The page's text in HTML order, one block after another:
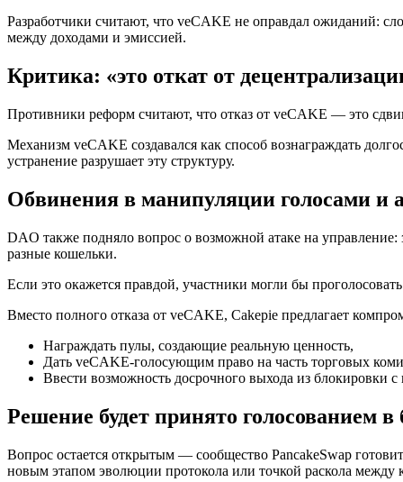
Разработчики считают, что veCAKE не оправдал ожиданий:
между доходами и эмиссией.
Критика: «это откат от
Противники реформ считают, что отказ от veCAKE — это
Механизм veCAKE создавался как способ вознаграждать
устранение разрушает эту структуру.
Обвинения в манипуляции голосами и
DAO также подняло вопрос о возможной атаке на
разные кошельки.
Если это окажется правдой, участники могли бы
Вместо полного отказа от veCAKE, Cakepie предлагает
Награждать пулы, создающие реальную ценность,
Дать veCAKE-голосующим право на часть торговых
Ввести возможность досрочного выхода из блокировки
Решение будет принято голосованием
Вопрос остается открытым — сообщество PancakeSwap
новым этапом эволюции протокола или точкой раскола